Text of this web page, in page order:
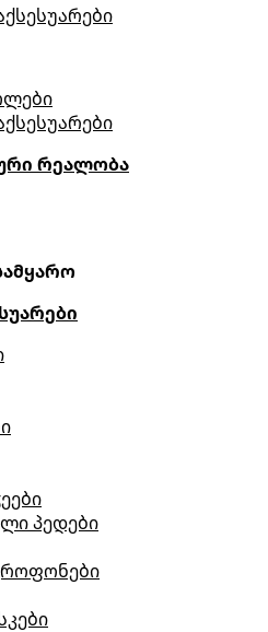
რეალობა
პედები